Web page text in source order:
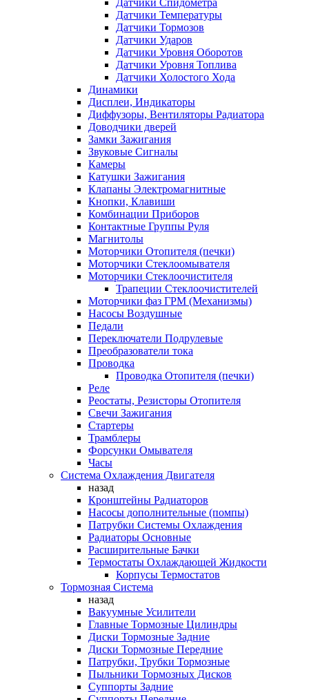
Датчики Спидометра
Датчики Температуры
Датчики Тормозов
Датчики Ударов
Датчики Уровня Оборотов
Датчики Уровня Топлива
Датчики Холостого Хода
Динамики
Дисплеи, Индикаторы
Диффузоры, Вентиляторы Радиатора
Доводчики дверей
Замки Зажигания
Звуковые Сигналы
Камеры
Катушки Зажигания
Клапаны Электромагнитные
Кнопки, Клавиши
Комбинации Приборов
Контактные Группы Руля
Магнитолы
Моторчики Отопителя (печки)
Моторчики Стеклоомывателя
Моторчики Стеклоочистителя
Трапеции Стеклоочистителей
Моторчики фаз ГРМ (Механизмы)
Насосы Воздушные
Педали
Переключатели Подрулевые
Преобразователи тока
Проводка
Проводка Отопителя (печки)
Реле
Реостаты, Резисторы Отопителя
Свечи Зажигания
Стартеры
Трамблеры
Форсунки Омывателя
Часы
Система Охлаждения Двигателя
назад
Кронштейны Радиаторов
Насосы дополнительные (помпы)
Патрубки Системы Охлаждения
Радиаторы Основные
Расширительные Бачки
Термостаты Охлаждающей Жидкости
Корпусы Термостатов
Тормозная Система
назад
Вакуумные Усилители
Главные Тормозные Цилиндры
Диски Тормозные Задние
Диски Тормозные Передние
Патрубки, Трубки Тормозные
Пыльники Тормозных Дисков
Суппорты Задние